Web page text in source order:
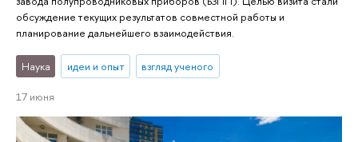
обсуждение текущих результатов совместной работы и
планирование дальнейшего взаимодействия.
Наука идеи и опыт взгляд ученого
17 июня